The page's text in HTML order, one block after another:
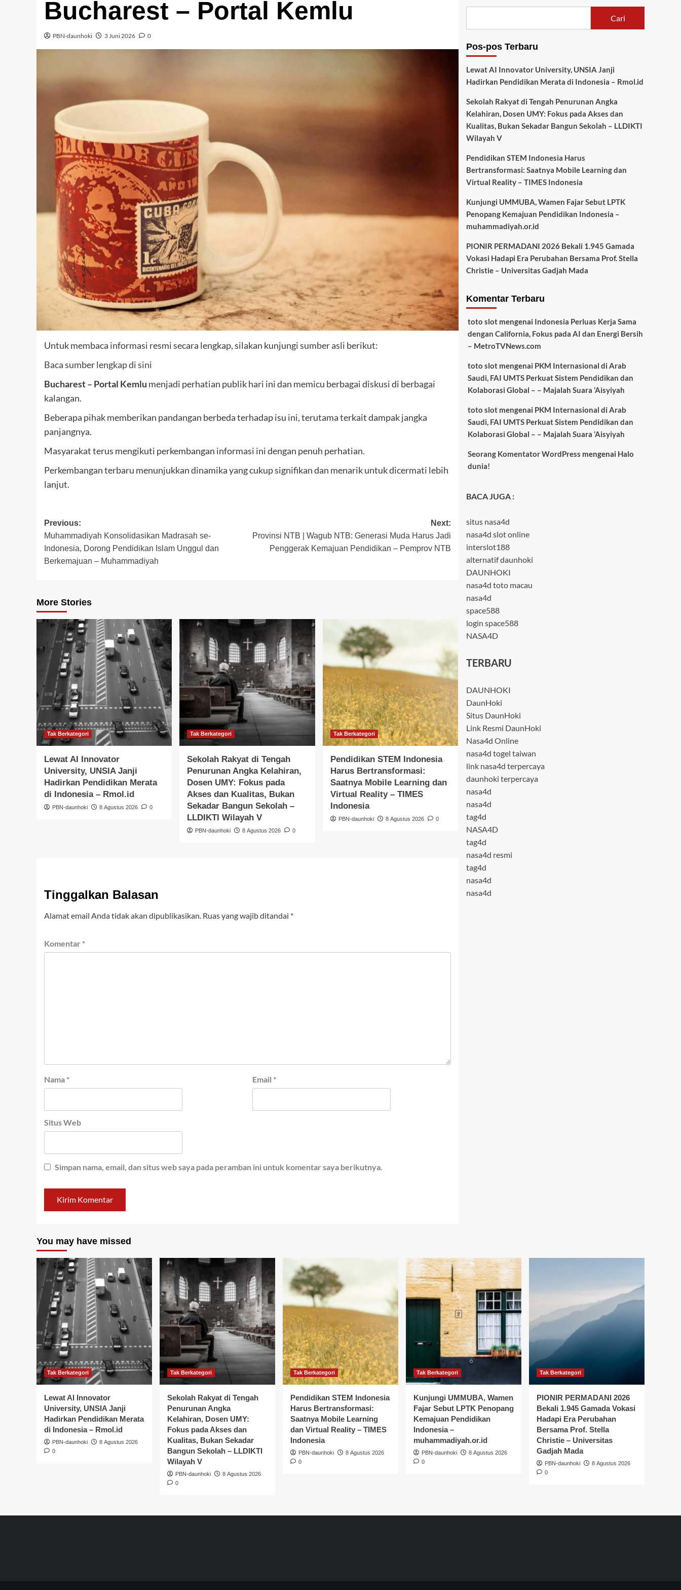
Bucharest – Portal Kemlu
PBN-daunhoki 3 Juni 2026 0
Untuk membaca informasi resmi secara lengkap, silakan kunjungi sumber asli berikut:
Baca sumber lengkap di sini
Bucharest – Portal Kemlu menjadi perhatian publik hari ini dan memicu berbagai diskusi di berbagai
kalangan.
Beberapa pihak memberikan pandangan berbeda terhadap isu ini, terutama terkait dampak jangka
panjangnya.
Masyarakat terus mengikuti perkembangan informasi ini dengan penuh perhatian.
Perkembangan terbaru menunjukkan dinamika yang cukup signifikan dan menarik untuk dicermati lebih
lanjut.
Post
navigation
Previous:
Muhammadiyah Konsolidasikan Madrasah se-
Indonesia, Dorong Pendidikan Islam Unggul dan
Berkemajuan – Muhammadiyah
Next:
Provinsi NTB | Wagub NTB: Generasi Muda Harus Jadi
Penggerak Kemajuan Pendidikan – Pemprov NTB
More Stories
Tak Berkategori
Lewat AI Innovator
University, UNSIA Janji
Hadirkan Pendidikan Merata
di Indonesia – Rmol.id
PBN-daunhoki 8 Agustus 2026 0
Tak Berkategori
Sekolah Rakyat di Tengah
Penurunan Angka Kelahiran,
Dosen UMY: Fokus pada
Akses dan Kualitas, Bukan
Sekadar Bangun Sekolah –
LLDIKTI Wilayah V
PBN-daunhoki 8 Agustus 2026 0
Tak Berkategori
Pendidikan STEM Indonesia
Harus Bertransformasi:
Saatnya Mobile Learning dan
Virtual Reality – TIMES
Indonesia
PBN-daunhoki 8 Agustus 2026 0
Tinggalkan Balasan
Alamat email Anda tidak akan dipublikasikan. Ruas yang wajib ditandai *
Komentar *
Nama * Email *
Situs Web
Simpan nama, email, dan situs web saya pada peramban ini untuk komentar saya berikutnya.
Cari
Pos-pos Terbaru
Lewat AI Innovator University, UNSIA Janji
Hadirkan Pendidikan Merata di Indonesia – Rmol.id
Sekolah Rakyat di Tengah Penurunan Angka
Kelahiran, Dosen UMY: Fokus pada Akses dan
Kualitas, Bukan Sekadar Bangun Sekolah – LLDIKTI
Wilayah V
Pendidikan STEM Indonesia Harus
Bertransformasi: Saatnya Mobile Learning dan
Virtual Reality – TIMES Indonesia
Kunjungi UMMUBA, Wamen Fajar Sebut LPTK
Penopang Kemajuan Pendidikan Indonesia –
muhammadiyah.or.id
PIONIR PERMADANI 2026 Bekali 1.945 Gamada
Vokasi Hadapi Era Perubahan Bersama Prof. Stella
Christie – Universitas Gadjah Mada
Komentar Terbaru
toto slotmengenai Indonesia Perluas Kerja Sama
dengan California, Fokus pada AI dan Energi Bersih
– MetroTVNews.com
toto slotmengenai PKM Internasional di Arab
Saudi, FAI UMTS Perkuat Sistem Pendidikan dan
Kolaborasi Global – – Majalah Suara ‘Aisyiyah
toto slotmengenai PKM Internasional di Arab
Saudi, FAI UMTS Perkuat Sistem Pendidikan dan
Kolaborasi Global – – Majalah Suara ‘Aisyiyah
Seorang Komentator WordPress mengenai Halo
dunia!
BACA JUGA :
situs nasa4d
nasa4d slot online
interslot188
alternatif daunhoki
DAUNHOKI
nasa4d toto macau
nasa4d
space588
login space588
NASA4D
TERBARU
DAUNHOKI
DaunHoki
Situs DaunHoki
Link Resmi DaunHoki
Nasa4d Online
nasa4d togel taiwan
link nasa4d terpercaya
daunhoki terpercaya
nasa4d
nasa4d
tag4d
NASA4D
tag4d
nasa4d resmi
tag4d
nasa4d
nasa4d
You may have missed
Tak Berkategori
Lewat AI Innovator
University, UNSIA Janji
Hadirkan Pendidikan Merata
di Indonesia – Rmol.id
PBN-daunhoki
8 Agustus 2026
0
Tak Berkategori
Sekolah Rakyat di Tengah
Penurunan Angka
Kelahiran, Dosen UMY:
Fokus pada Akses dan
Kualitas, Bukan Sekadar
Bangun Sekolah – LLDIKTI
Wilayah V
PBN-daunhoki
8 Agustus 2026
0
Tak Berkategori
Pendidikan STEM Indonesia
Harus Bertransformasi:
Saatnya Mobile Learning
dan Virtual Reality – TIMES
Indonesia
PBN-daunhoki
8 Agustus 2026
0
Tak Berkategori
Kunjungi UMMUBA, Wamen
Fajar Sebut LPTK Penopang
Kemajuan Pendidikan
Indonesia –
muhammadiyah.or.id
PBN-daunhoki
8 Agustus 2026
0
Tak Berkategori
PIONIR PERMADANI 2026
Bekali 1.945 Gamada Vokasi
Hadapi Era Perubahan
Bersama Prof. Stella
Christie – Universitas
Gadjah Mada
PBN-daunhoki
8 Agustus 2026
0